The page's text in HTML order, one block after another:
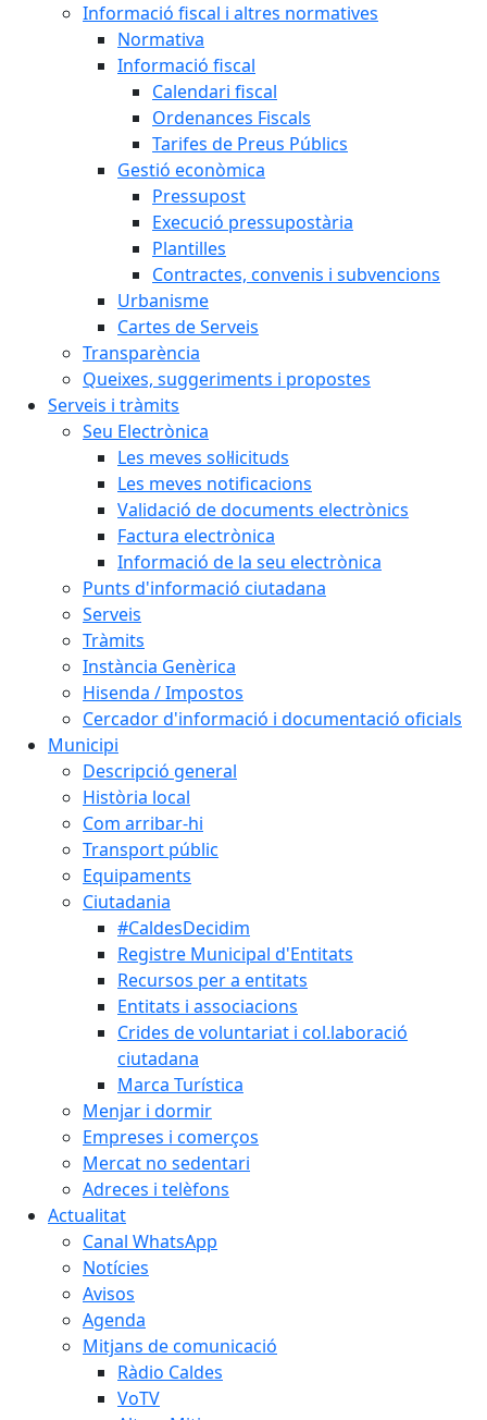
Informació fiscal i altres normatives
Normativa
Informació fiscal
Calendari fiscal
Ordenances Fiscals
Tarifes de Preus Públics
Gestió econòmica
Pressupost
Execució pressupostària
Plantilles
Contractes, convenis i subvencions
Urbanisme
Cartes de Serveis
Transparència
Queixes, suggeriments i propostes
Serveis i tràmits
Seu Electrònica
Les meves sol·licituds
Les meves notificacions
Validació de documents electrònics
Factura electrònica
Informació de la seu electrònica
Punts d'informació ciutadana
Serveis
Tràmits
Instància Genèrica
Hisenda / Impostos
Cercador d'informació i documentació oficials
Municipi
Descripció general
Història local
Com arribar-hi
Transport públic
Equipaments
Ciutadania
#CaldesDecidim
Registre Municipal d'Entitats
Recursos per a entitats
Entitats i associacions
Crides de voluntariat i col.laboració
ciutadana
Marca Turística
Menjar i dormir
Empreses i comerços
Mercat no sedentari
Adreces i telèfons
Actualitat
Canal WhatsApp
Notícies
Avisos
Agenda
Mitjans de comunicació
Ràdio Caldes
VoTV